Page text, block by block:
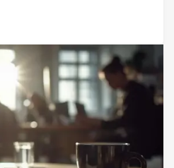
förvaltningen påverkar